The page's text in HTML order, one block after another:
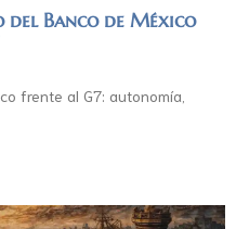
Banco de México
frente al G7: autonomía,